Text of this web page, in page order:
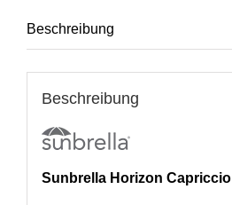
Beschreibung
Beschreibung
Sunbrella Horizon Capriccio